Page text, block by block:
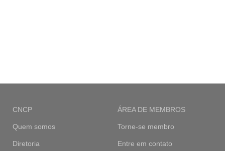
CNCP
Quem somos
Diretoria
ÁREA DE MEMBROS
Torne-se membro
Entre em contato